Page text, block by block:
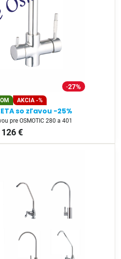
27%
AKCIA -%
so zľavou -25%
pre OSMOTIC 280 a 401
126 €